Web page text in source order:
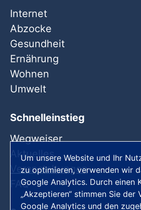
Internet
Abzocke
Gesundheit
Ernährung
Wohnen
Umwelt
Schnelleinstieg
Wegweiser
Aktuelles
Veranstaltungen
FAQ
Um unsere Website und Ihr
zu optimieren, verwenden wir
Google Analytics. Durch einen
„Akzeptieren“ stimmen Sie der
Google Analytics und den